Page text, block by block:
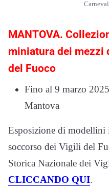
MANTOVA.
miniatura dei mezzi
del Fuoco
Fino al 9 marzo
Mantova
Esposizione di modellini
soccorso dei Vigili del
Storica Nazionale dei
CLICCANDO QUI.